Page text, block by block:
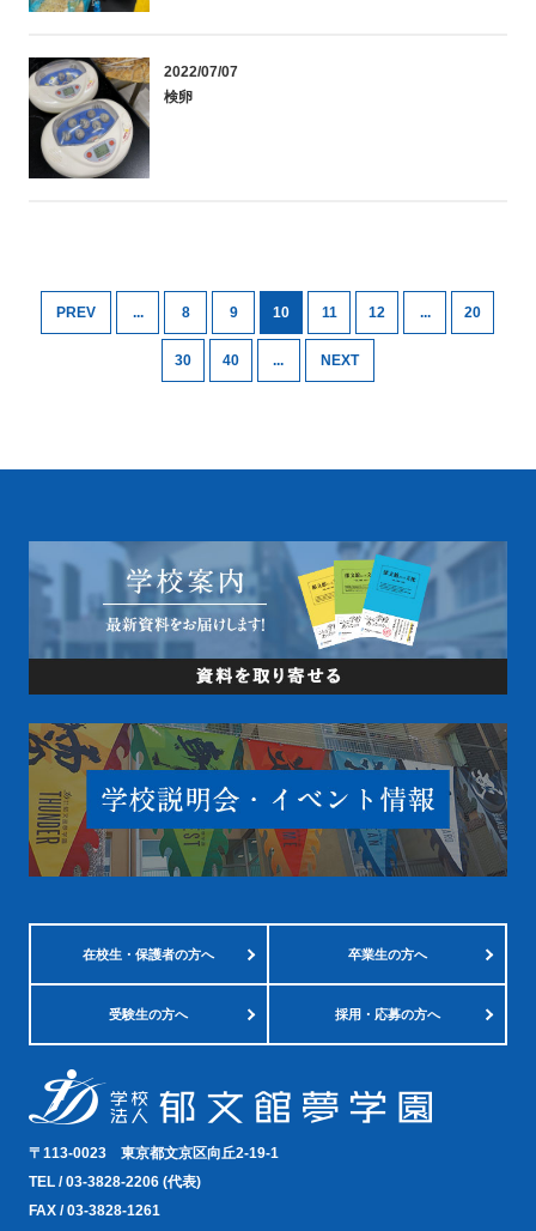
2022/07/07
検卵
PREV ... 8 9 10 11 12 ... 20
30 40 ... NEXT
在校生・保護者の方へ 卒業生の方へ
受験生の方へ 採用・応募の方へ
〒113-0023 東京都文京区向丘2-19-1
TEL /03-3828-2206 (代表)
FAX / 03-3828-1261